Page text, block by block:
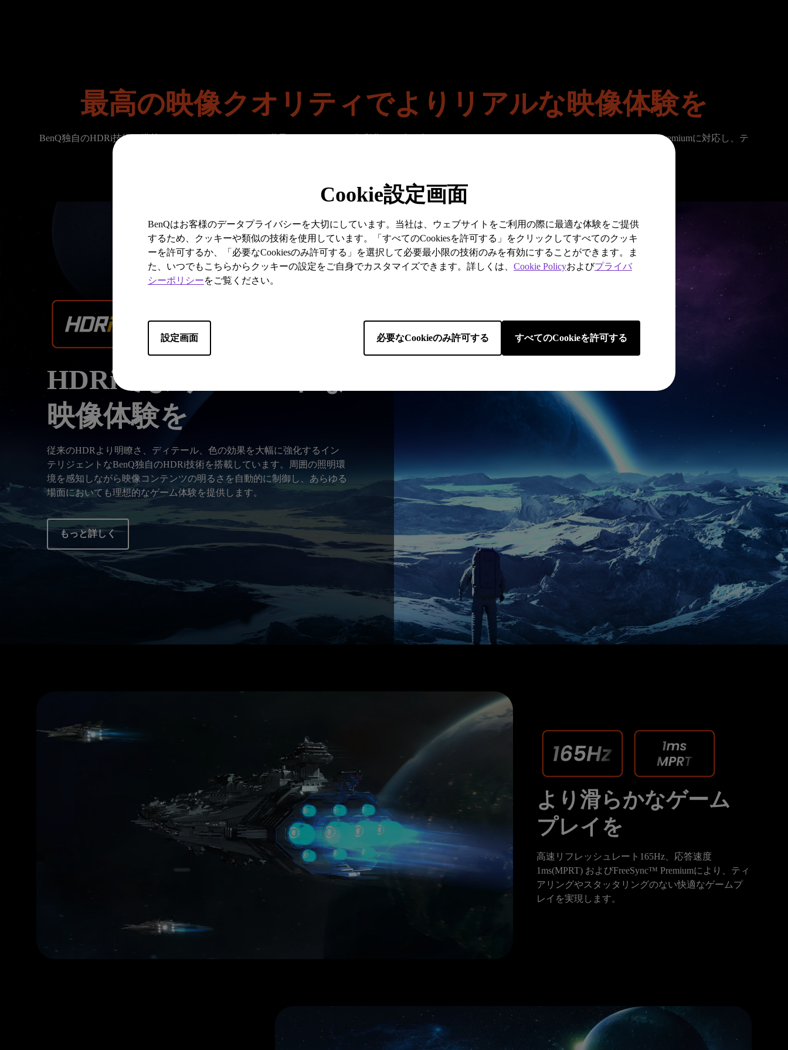
Cookie設定画面
BenQはお客様のデータプライバシーを大切にしています。当社は、ウェブサイトをご利用の際に最適な体験をご提供
するため、クッキーや類似の技術を使用しています。「すべてのCookiesを許可する」をクリックしてすべてのクッキ
ーを許可するか、「必要なCookiesのみ許可する」を選択して必要最小限の技術のみを有効にすることができます。ま
た、いつでもこちらからクッキーの設定をご自身でカスタマイズできます。詳しくは、 Cookie Policyおよびプライバ
シーポリシーをご覧ください。
設定画面 必要なCookieのみ許可する すべてのCookieを許可する
最高の映像クオリティでよりリアルな映像体験を
BenQ独自のHDRi技術と搭載したEX240Nは、ゲームの世界をよりクリアで色彩豊かに映し出すだします。さらに、165Hz、1ms(MPRT)やFreeSync™ Premiumに対応し、テ
HDRiでよりスマートな
映像体験を
従来のHDRより明瞭さ、ディテール、色の効果を大幅に強化するイン
テリジェントなBenQ独自のHDRi技術を搭載しています。周囲の照明環
境を感知しながら映像コンテンツの明るさを自動的に制御し、あらゆる
場面においても理想的なゲーム体験を提供します。
もっと詳しく
より滑らかなゲーム
プレイを
高速リフレッシュレート165Hz、応答速度
1ms(MPRT) およびFreeSync™ Premiumにより、ティ
アリングやスタッタリングのない快適なゲームプ